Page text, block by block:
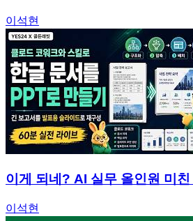
이석현
이게 되네? AI 실무 올인원 미친
이석현